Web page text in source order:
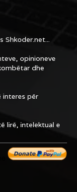
Shkoder.net...
opinioneve
dhe
interes për
lirë, intelektual e